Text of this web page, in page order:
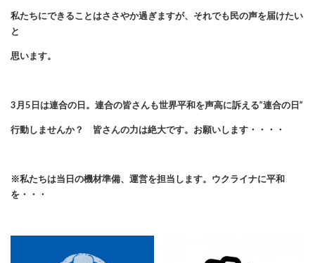
私たちにできることはささやか過ぎますが、それでも民の声を届けたい
と
思います。
3月5日は連合の日。連合の皆さんも世界平和を声高に訴える”連合の日”
行動しませんか？ 皆さんの力は絶大です。お願いします・・・・
※私たちは当日の機材準備、運営を担当します。ウクライナに平和
を・・・